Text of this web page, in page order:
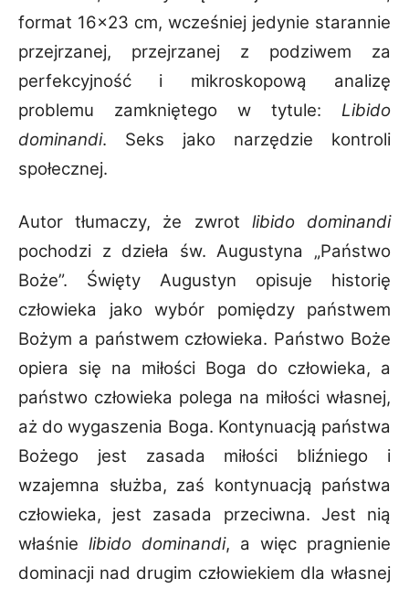
format 16×23 cm, wcześniej jedynie starannie
przejrzanej, przejrzanej z podziwem za
perfekcyjność i mikroskopową analizę
problemu zamkniętego w tytule: Libido
dominandi. Seks jako narzędzie kontroli
społecznej.
Autor tłumaczy, że zwrot libido dominandi
pochodzi z dzieła św. Augustyna „Państwo
Boże”. Święty Augustyn opisuje historię
człowieka jako wybór pomiędzy państwem
Bożym a państwem człowieka. Państwo Boże
opiera się na miłości Boga do człowieka, a
państwo człowieka polega na miłości własnej,
aż do wygaszenia Boga. Kontynuacją państwa
Bożego jest zasada miłości bliźniego i
wzajemna służba, zaś kontynuacją państwa
człowieka, jest zasada przeciwna. Jest nią
właśnie libido dominandi, a więc pragnienie
dominacji nad drugim człowiekiem dla własnej